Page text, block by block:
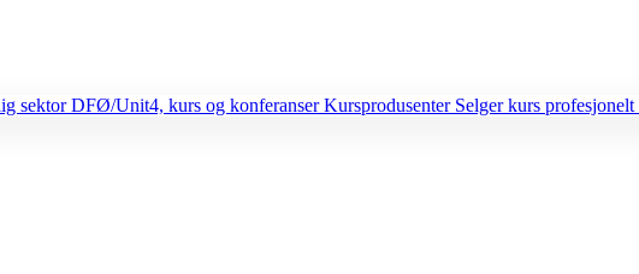
sektorDFØ/Unit4, kurs og konferanser Kursprodusenter Selger kurs profesjonelt